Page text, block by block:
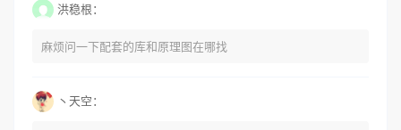
洪稳根：
麻烦问一下配套的库和原理图在哪找
丶天空：